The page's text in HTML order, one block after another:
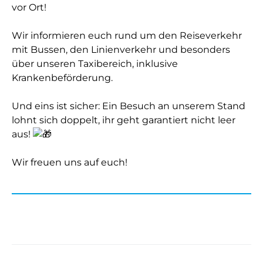
vor Ort!
Wir informieren euch rund um den Reiseverkehr
mit Bussen, den Linienverkehr und besonders
über unseren Taxibereich, inklusive
Krankenbeförderung.
Und eins ist sicher: Ein Besuch an unserem Stand
lohnt sich doppelt, ihr geht garantiert nicht leer
aus!
Wir freuen uns auf euch!